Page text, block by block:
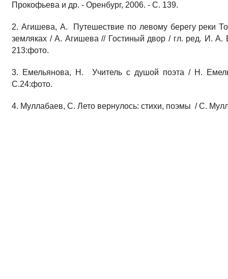
Прокофьева и др. - Оренбург, 2006. - С. 139.
2. Агишева, А. Путешествие по левому берегу реки
земляках / А. Агишева // Гостиный двор / гл. ред. И.
213:фото.
3. Емельянова, Н. Учитель с душой поэта / Н.
С.24:фото.
4. Муллабаев, С. Лето вернулось: стихи, поэмы / С.